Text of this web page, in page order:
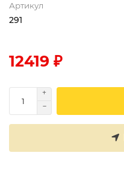
Артикул
291
12419 ₽